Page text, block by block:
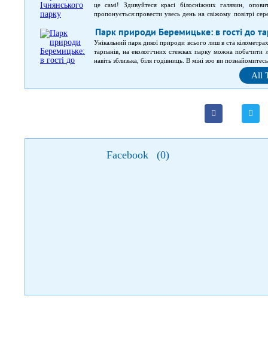
це самі! Здивуйтеся красі білосніжних галявин,
пропонується:провести увесь день на свіжому повітрі
Парк природи Беремицьке: в гості до
Унікальний парк дикої природи всього лиш в ста
тарпанів, на екологічних стежках парку можна
навіть зблизька, біля годівниць. В міні зоо ви
подорожі стане знайомство з музеєм диких котів, де в
All
Facebook (0)